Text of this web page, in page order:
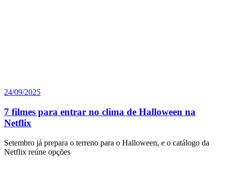
24/09/2025
7 filmes para entrar no clima de Halloween na
Netflix
Setembro já prepara o terreno para o Halloween, e o catálogo da
Netflix reúne opções